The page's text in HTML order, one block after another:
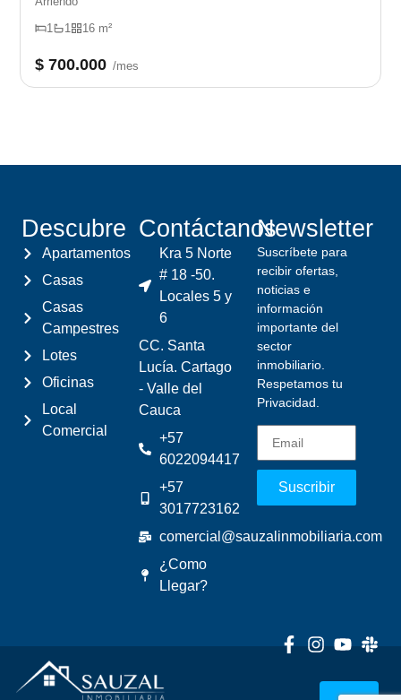
1 1 16 m²
$ 700.000 /mes
Descubre
Apartamentos
Casas
Casas
Campestres
Lotes
Oficinas
Local
Comercial
Contáctanos
Kra 5 Norte
# 18 -50.
Locales 5 y
6
CC. Santa
Lucía. Cartago
- Valle del
Cauca
+57
6022094417
+57
3017723162
comercial@sauzalinmobiliaria.com
¿Como
Llegar?
Newsletter
Suscríbete para
recibir ofertas,
noticias e
información
importante del
sector
inmobiliario.
Respetamos tu
Privacidad.
Suscribir